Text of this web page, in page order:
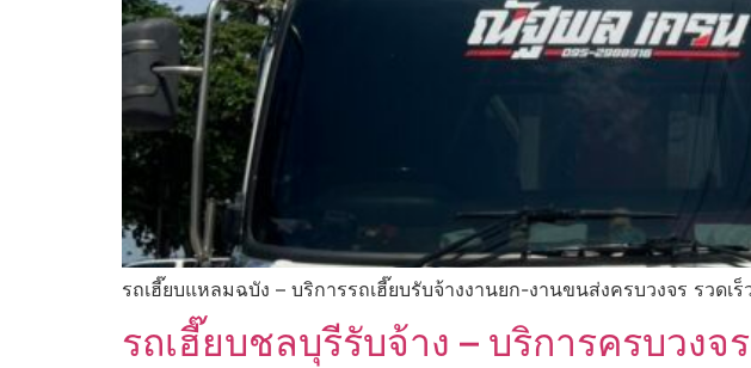
รถเฮี๊ยบแหลมฉบัง – บริการรถเฮี๊ยบรับจ้างงานยก-งานขนส่งครบวงจร รว
รถเฮี๊ยบชลบุรีรับจ้าง – บริการครบวง